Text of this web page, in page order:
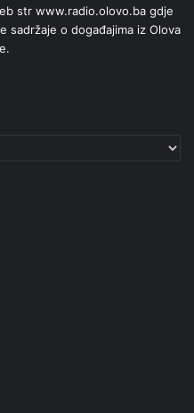
str www.radio.olovo.ba gdje
sadržaje o događajima iz Olova